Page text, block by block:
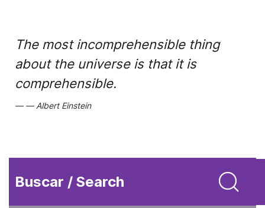
The most incomprehensible thing
about the universe is that it is
comprehensible.
Albert Einstein
Buscar / Search